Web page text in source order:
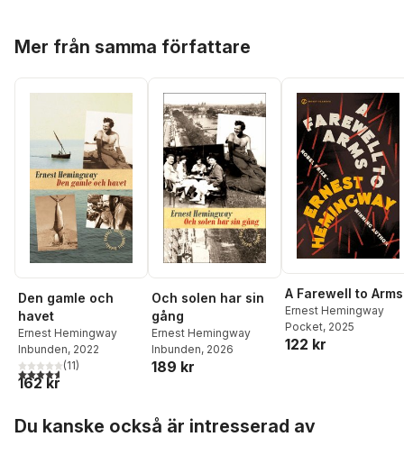
Mer från samma författare
Den gamle och
havet
Ernest Hemingway
Inbunden, 2022
4,6utav 5 stjärnor. Totalt antal röster:
(11)
162 kr
Och solen har sin
gång
Ernest Hemingway
Inbunden, 2026
189 kr
A Farewell to Arms
Ernest Hemingway
Pocket, 2025
122 kr
Du kanske också är intresserad av